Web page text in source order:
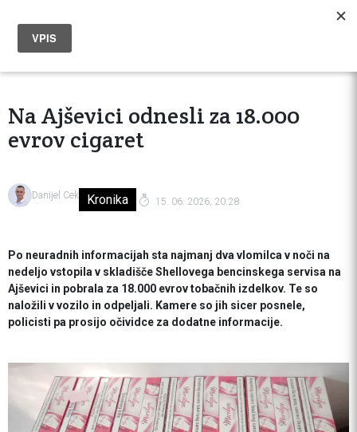
Na Ajševici odnesli za 18.000
evrov cigaret
Danijel Cek Kronika 15. 06. 2026, 20:28
Po neuradnih informacijah sta najmanj dva vlomilca v noči na
nedeljo vstopila v skladišče Shellovega bencinskega servisa na
Ajševici in pobrala za 18.000 evrov tobačnih izdelkov. Te so
naložili v vozilo in odpeljali. Kamere so jih sicer posnele,
policisti pa prosijo očividce za dodatne informacije.